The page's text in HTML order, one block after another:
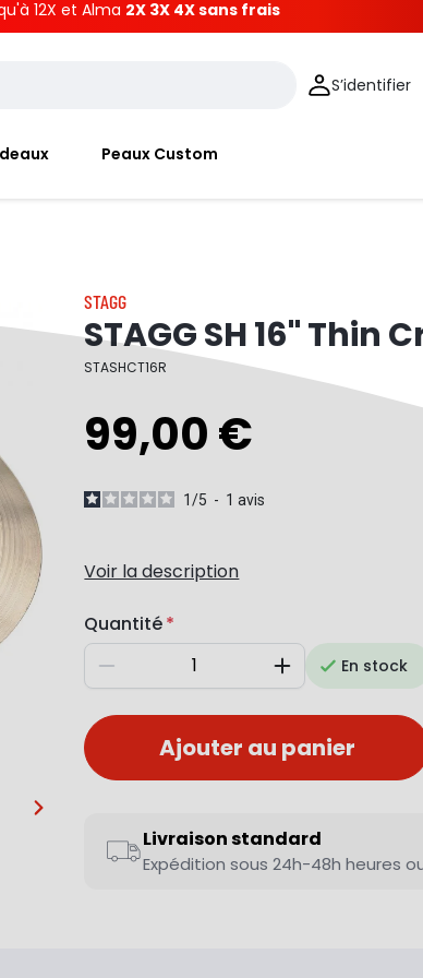
12X et Alma 2X 3X 4X sans frais
S’identifier
Peaux Custom
…
STAGG
STAGG SH 16" Thin
STASHCT16R
99,00 €
1/5 - 1avis
Voir la description
Quantité
Diminuer AugmenterEn stock
Ajouter au panier
Livraison standard
Expédition sous 24h-48h heures